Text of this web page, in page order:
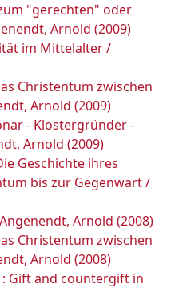
"gerechten" oder
Arnold (2009)
im Mittelalter /
Christentum zwischen
Arnold (2009)
- Klostergründer -
Arnold (2009)
Geschichte ihres
bis zur Gegenwart /
Arnold (2008)
Christentum zwischen
Arnold (2008)
Gift and countergift in